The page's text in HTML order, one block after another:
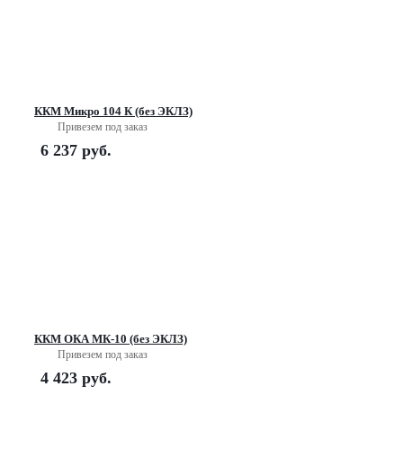
ККМ Микро 104 К (без ЭКЛЗ)
Привезем под заказ
6 237 руб.
ККМ ОКА МК-10 (без ЭКЛЗ)
Привезем под заказ
4 423 руб.